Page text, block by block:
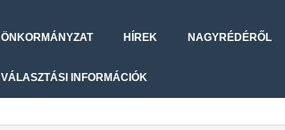
ÖNKORMÁNYZAT HÍREK NAGYRÉDÉRŐL
VÁLASZTÁSI INFORMÁCIÓK